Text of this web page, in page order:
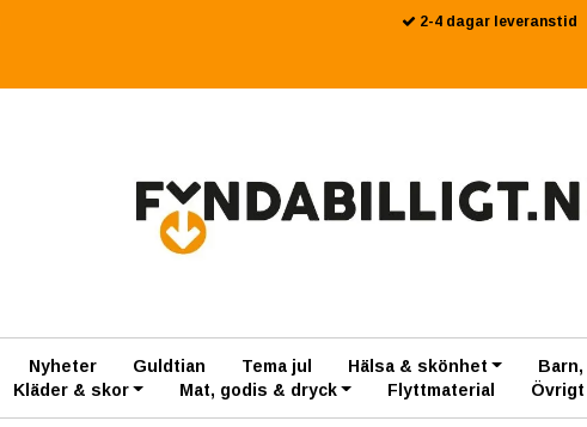
2-4 dagar leveranstid
Nyheter Guldtian Tema jul Hälsa & skönhet
Kläder & skor Mat, godis & dryck Flyttmaterial Övrigt